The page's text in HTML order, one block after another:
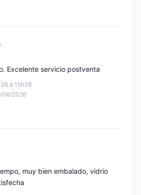
à 15h38
06/2026
Excelente servicio postventa
muy bien embalado, vidrio